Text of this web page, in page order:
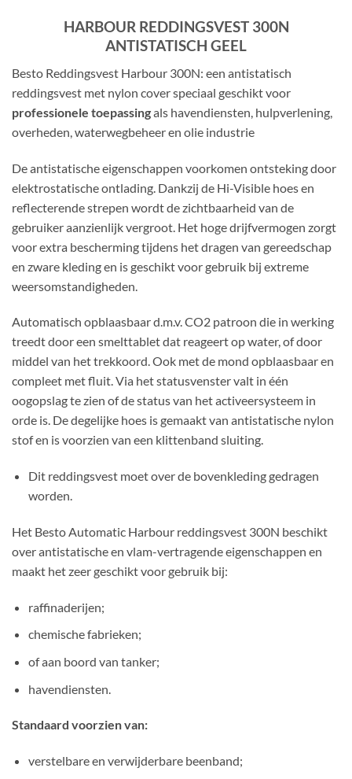
HARBOUR REDDINGSVEST 300N
ANTISTATISCH GEEL
Besto Reddingsvest Harbour 300N: een antistatisch
reddingsvest met nylon cover speciaal geschikt voor
professionele toepassingals havendiensten, hulpverlening,
overheden, waterwegbeheer en olie industrie
De antistatische eigenschappen voorkomen ontsteking door
elektrostatische ontlading. Dankzij de Hi-Visible hoes en
reflecterende strepen wordt de zichtbaarheid van de
gebruiker aanzienlijk vergroot. Het hoge drijfvermogen zorgt
voor extra bescherming tijdens het dragen van gereedschap
en zware kleding en is geschikt voor gebruik bij extreme
weersomstandigheden.
Automatisch opblaasbaar d.m.v. CO2 patroon die in werking
treedt door een smelttablet dat reageert op water, of door
middel van het trekkoord. Ook met de mond opblaasbaar en
compleet met fluit. Via het statusvenster valt in één
oogopslag te zien of de status van het activeersysteem in
orde is. De degelijke hoes is gemaakt van antistatische nylon
stof en is voorzien van een klittenband sluiting.
Dit reddingsvest moet over de bovenkleding gedragen
worden.
Het Besto Automatic Harbour reddingsvest 300N beschikt
over antistatische en vlam-vertragende eigenschappen en
maakt het zeer geschikt voor gebruik bij:
raffinaderijen;
chemische fabrieken;
of aan boord van tanker;
havendiensten.
Standaard voorzien van:
verstelbare en verwijderbare beenband;